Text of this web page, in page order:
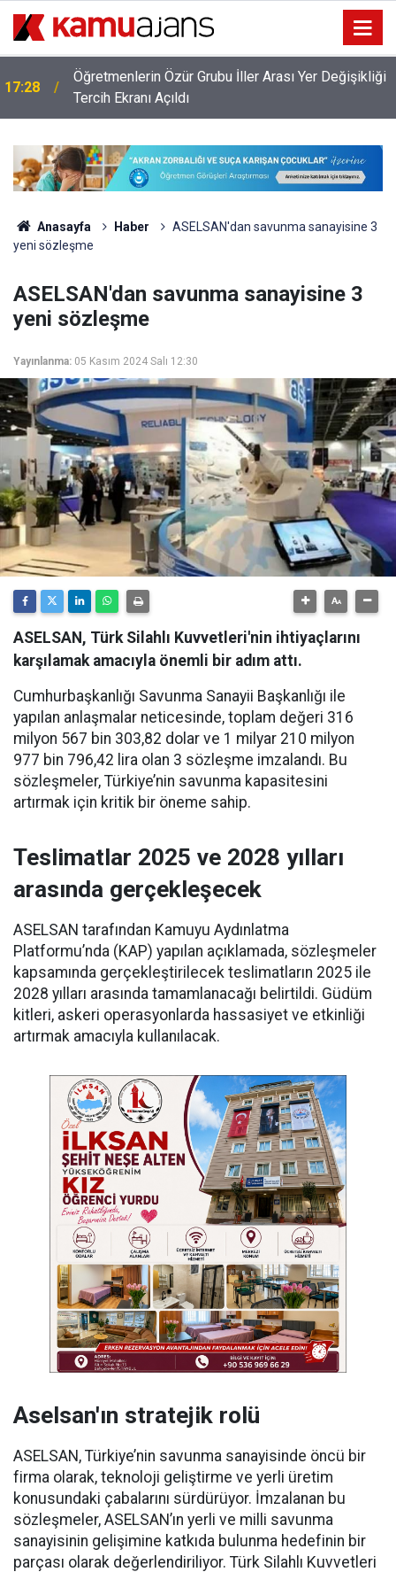
17:28
Öğretmenlerin Özür Grubu İller Arası Yer Değişikliği
Tercih Ekranı Açıldı
Anasayfa Haber
ASELSAN'dan savunma sanayisine 3
yeni sözleşme
ASELSAN'dan savunma sanayisine 3
yeni sözleşme
Yayınlanma: 05 Kasım 2024 Salı 12:30
ASELSAN, Türk Silahlı Kuvvetleri'nin ihtiyaçlarını
karşılamak amacıyla önemli bir adım attı.
Cumhurbaşkanlığı Savunma Sanayii Başkanlığı ile
yapılan anlaşmalar neticesinde, toplam değeri 316
milyon 567 bin 303,82 dolar ve 1 milyar 210 milyon
977 bin 796,42 lira olan 3 sözleşme imzalandı. Bu
sözleşmeler, Türkiye’nin savunma kapasitesini
artırmak için kritik bir öneme sahip.
Teslimatlar 2025 ve 2028 yılları
arasında gerçekleşecek
ASELSAN tarafından Kamuyu Aydınlatma
Platformu’nda (KAP) yapılan açıklamada, sözleşmeler
kapsamında gerçekleştirilecek teslimatların 2025 ile
2028 yılları arasında tamamlanacağı belirtildi. Güdüm
kitleri, askeri operasyonlarda hassasiyet ve etkinliği
artırmak amacıyla kullanılacak.
Aselsan'ın stratejik rolü
ASELSAN, Türkiye’nin savunma sanayisinde öncü bir
firma olarak, teknoloji geliştirme ve yerli üretim
konusundaki çabalarını sürdürüyor. İmzalanan bu
sözleşmeler, ASELSAN’ın yerli ve milli savunma
sanayisinin gelişimine katkıda bulunma hedefinin bir
parçası olarak değerlendiriliyor. Türk Silahlı Kuvvetleri